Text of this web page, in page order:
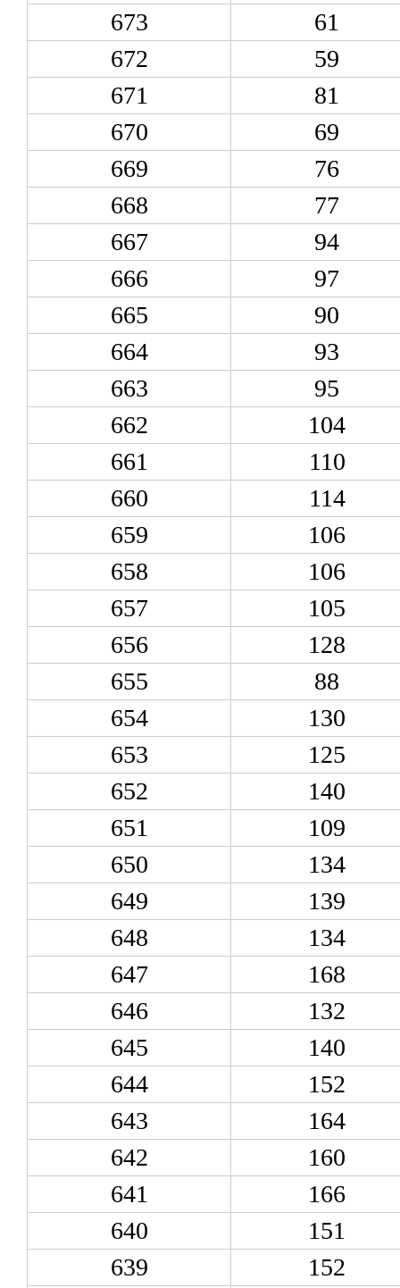
673
61
672
59
671
81
670
69
669
76
668
77
667
94
666
97
665
90
664
93
663
95
662
104
661
110
660
114
659
106
658
106
657
105
656
128
655
88
654
130
653
125
652
140
651
109
650
134
649
139
648
134
647
168
646
132
645
140
644
152
643
164
642
160
641
166
640
151
639
152